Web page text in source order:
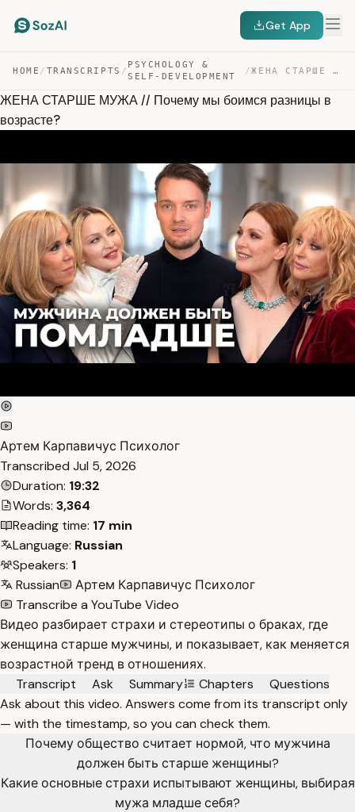
Get App
HOME / TRANSCRIPTS /
PSYCHOLOGY &
SELF-DEVELOPMENT
/ ЖЕНА СТАРШЕ МУЖА // ПОЧЕМУ МЫ БОИМСЯ РАЗНИЦЫ В ВОЗРАСТЕ? — TRANSCRIPT
ЖЕНА СТАРШЕ МУЖА // Почему мы боимся разницы в
возрасте?
Артем Карпавичус Психолог
Transcribed Jul 5, 2026
Duration: 19:32
Words: 3,364
Reading time: 17 min
Language: Russian
Speakers: 1
Russian
Артем Карпавичус Психолог
Transcribe a YouTube Video
Видео разбирает страхи и стереотипы о браках, где
женщина старше мужчины, и показывает, как меняется
возрастной тренд в отношениях.
Transcript
Ask Summary Chapters
Questions
Ask about this video. Answers come from its transcript only
— with the timestamp, so you can check them.
Почему общество считает нормой, что мужчина
должен быть старше женщины?
Какие основные страхи испытывают женщины, выбирая
мужа младше себя?